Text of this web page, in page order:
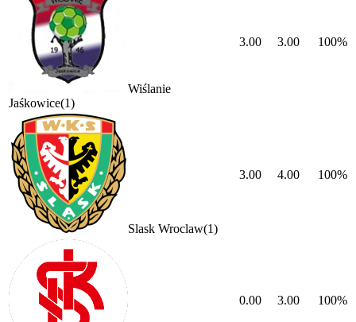
Wiślanie
Jaśkowice(1)
3.00 3.00 100%
Slask Wroclaw(1)
3.00 4.00 100%
0.00 3.00 100%